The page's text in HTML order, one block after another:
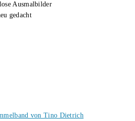
Ausmalbilder
gedacht